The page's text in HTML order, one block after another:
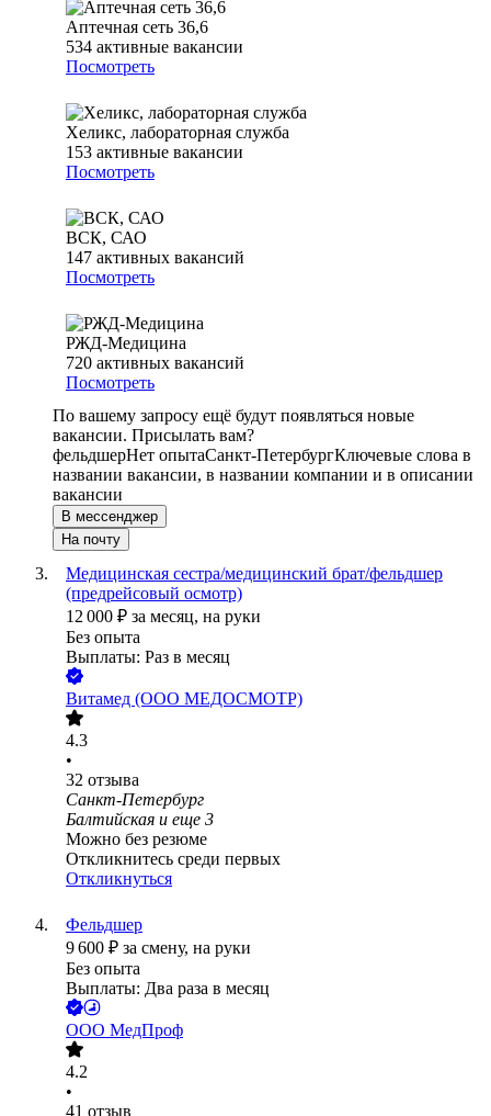
Аптечная сеть 36,6
534 активные вакансии
Посмотреть
Хеликс, лабораторная служба
153 активные вакансии
Посмотреть
ВСК, САО
147 активных вакансий
Посмотреть
РЖД-Медицина
720 активных вакансий
Посмотреть
По вашему запросу ещё будут появляться новые
вакансии. Присылать вам?
фельдшерНет опытаСанкт-ПетербургКлючевые слова в
названии вакансии, в названии компании и в описании
вакансии
В мессенджер
На почту
Медицинская сестра/медицинский брат/фельдшер
(предрейсовый осмотр)
12 000 ₽ за месяц, на руки
Без опыта
Выплаты: Раз в месяц
Витамед (ООО МЕДОСМОТР)
4.3
•
32 отзыва
Санкт-Петербург
Балтийская и еще 3
Можно без резюме
Откликнитесь среди первых
Откликнуться
Фельдшер
9 600 ₽ за смену, на руки
Без опыта
Выплаты: Два раза в месяц
ООО МедПроф
4.2
•
41 отзыв